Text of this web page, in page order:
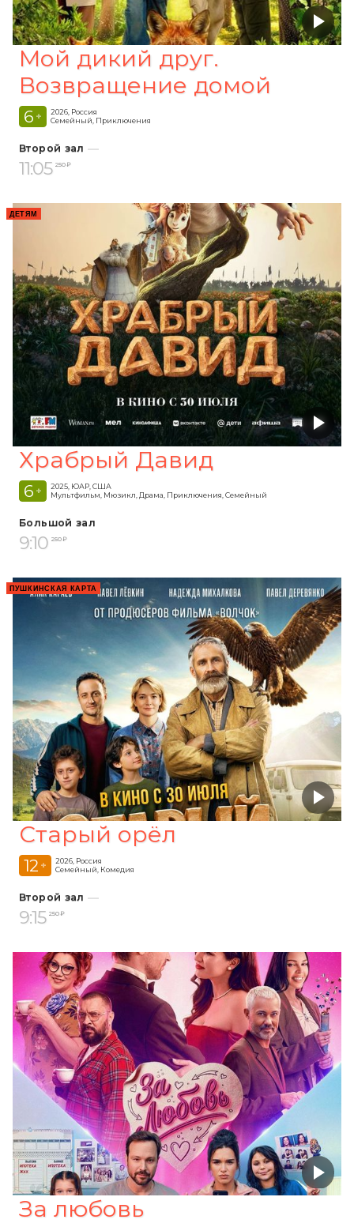
Мой дикий друг.
Возвращение домой
6 +
2026, Россия
Семейный, Приключения
Второй зал
11:05 250 ₽
ДЕТЯМ
Храбрый Давид
6 +
2025, ЮАР, США
Мультфильм, Мюзикл, Драма, Приключения, Семейный
Большой зал
9:10 250 ₽
ПУШКИНСКАЯ КАРТА
Старый орёл
12 +
2026, Россия
Семейный, Комедия
Второй зал
9:15 250 ₽
За любовь